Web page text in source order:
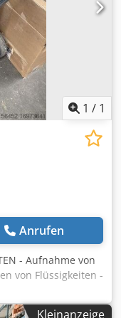
1 / 1
Anrufen
- Aufnahme von
von Flüssigkeiten -
[l/min] Csdpfx
Kleinanzeige